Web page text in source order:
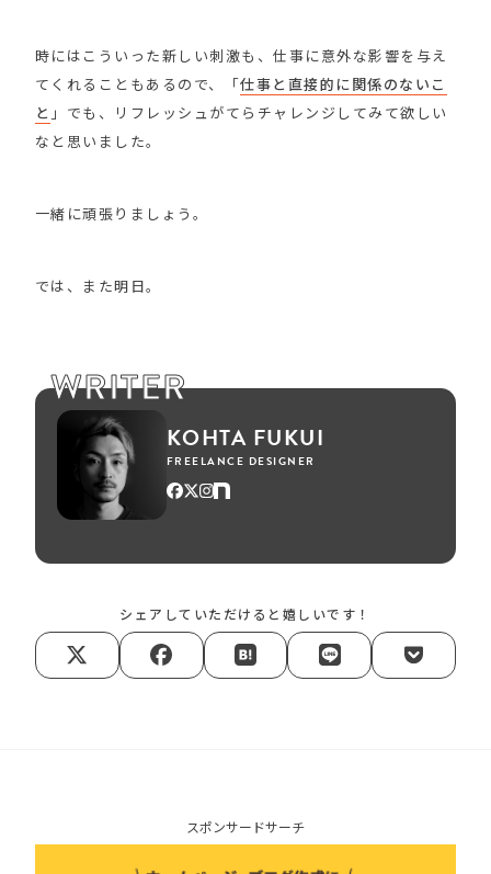
時にはこういった新しい刺激も、仕事に意外な影響を与え
てくれることもあるので、「仕事と直接的に関係のないこ
と 」でも、リフレッシュがてらチャレンジしてみて欲しい
なと思いました。
一緒に頑張りましょう。
では、また明日。
WRITER
KOHTA FUKUI
FREELANCE DESIGNER
シェアしていただけると嬉しいです！
スポンサードサーチ